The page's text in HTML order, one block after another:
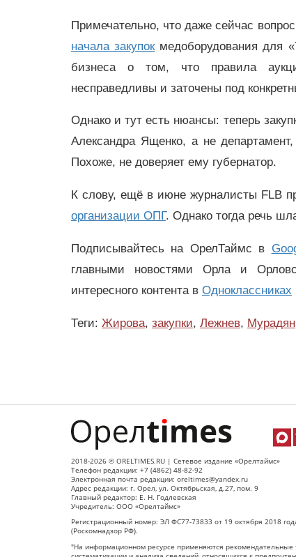
Примечательно, что даже сейчас
начала закупокмедоборудования для
бизнеса о том, что правила
несправедливы и заточены под
Однако и тут есть нюансы: теперь
Александра Ященко, а не
Похоже, не доверяет ему губернатор.
К слову, ещё в июне журналисты FLB
организации ОПГ. Однако тогда речь
Подписывайтесь на ОрелТаймс в
главными новостями Орла и
интересного контента в Одноклассниках
Теги: Жирова, закупки, Лежнев, Мурадян
2018-2026 © ORELTIMES.RU | Сетевое издание «Орелтаймс»
Телефон редакции: +7 (4862) 48-82-92
Электронная почта редакции: oreltimes@yandex.ru
Адрес редакции: г. Орел, ул. Октябрьская, д.27, пом. 9
Главный редактор: Е. Н. Годлевская
Учредитель: ООО «Орелтаймс»
Регистрационный номер: ЭЛ ФС77-73833 от 19 октября 2018
(Роскомнадзор РФ).
"На информационном ресурсе применяются